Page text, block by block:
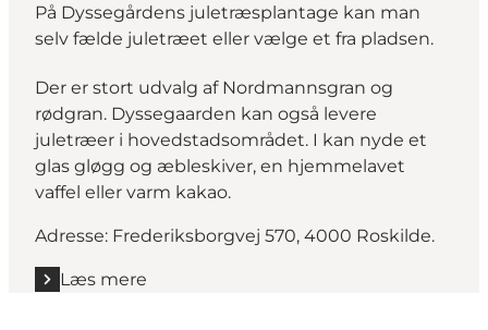
På Dyssegårdens juletræsplantage kan man
selv fælde juletræet eller vælge et fra pladsen.
Der er stort udvalg af Nordmannsgran og
rødgran. Dyssegaarden kan også levere
juletræer i hovedstadsområdet. I kan nyde et
glas gløgg og æbleskiver, en hjemmelavet
vaffel eller varm kakao.
Adresse: Frederiksborgvej 570, 4000 Roskilde.
Læs mere